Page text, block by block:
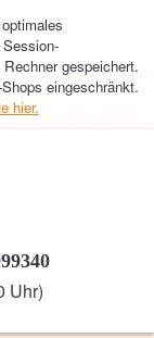
gespeichert.
eingeschränkt.
hier.
Uhr)